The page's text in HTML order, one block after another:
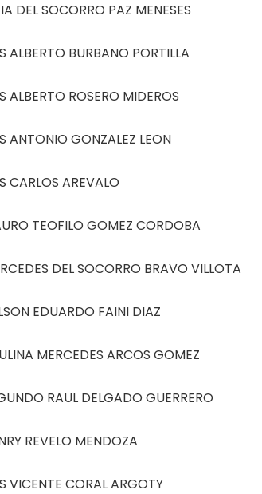
DEL SOCORRO PAZ MENESES
ALBERTO BURBANO PORTILLA
ALBERTO ROSERO MIDEROS
ANTONIO GONZALEZ LEON
CARLOS AREVALO
TEOFILO GOMEZ CORDOBA
DEL SOCORRO BRAVO VILLOTA
EDUARDO FAINI DIAZ
MERCEDES ARCOS GOMEZ
RAUL DELGADO GUERRERO
REVELO MENDOZA
VICENTE CORAL ARGOTY